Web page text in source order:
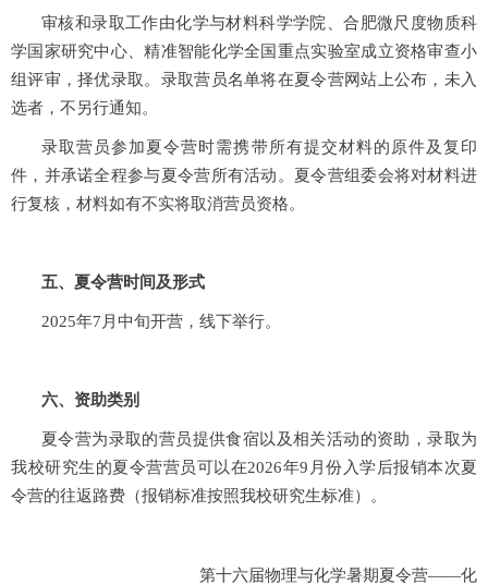
审核和录取工作由化学与材料科学学院、合肥微尺度物质科
学国家研究中心、精准智能化学全国重点实验室成立资格审查小
组评审，择优录取。录取营员名单将在夏令营网站上公布，未入
选者，不另行通知。
录取营员参加夏令营时需携带所有提交材料的原件及复印
件，并承诺全程参与夏令营所有活动。夏令营组委会将对材料进
行复核，材料如有不实将取消营员资格。
五、夏令营时间及形式
2025年7月中旬开营，线下举行。
六、资助类别
夏令营为录取的营员提供食宿以及相关活动的资助，录取为
我校研究生的夏令营营员可以在2026年9 月份入学后报销本次夏
令营的往返路费（报销标准按照我校研究生标准）。
第十六届物理与化学暑期夏令营——化